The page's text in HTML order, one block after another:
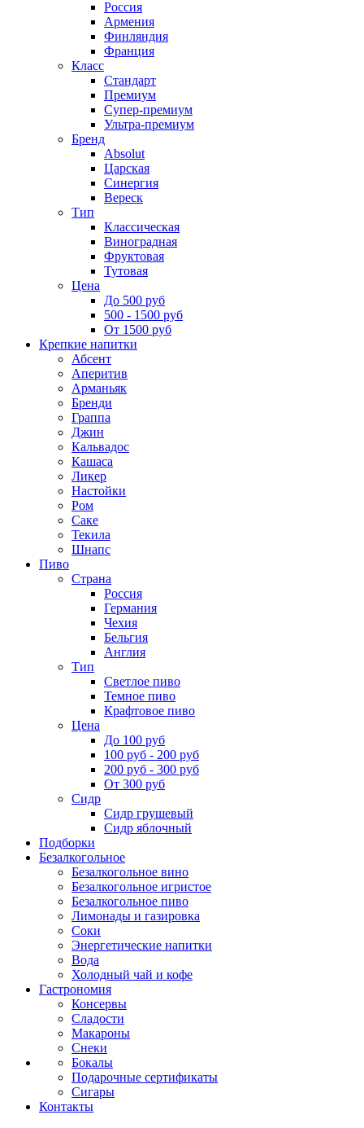
Россия
Армения
Финляндия
Франция
Класс
Стандарт
Премиум
Супер-премиум
Ультра-премиум
Бренд
Absolut
Царская
Синергия
Вереск
Тип
Классическая
Виноградная
Фруктовая
Тутовая
Цена
До 500 руб
500 - 1500 руб
От 1500 руб
Крепкие напитки
Абсент
Аперитив
Арманьяк
Бренди
Граппа
Джин
Кальвадос
Кашаса
Ликер
Настойки
Ром
Саке
Текила
Шнапс
Пиво
Страна
Россия
Германия
Чехия
Бельгия
Англия
Тип
Светлое пиво
Темное пиво
Крафтовое пиво
Цена
До 100 руб
100 руб - 200 руб
200 руб - 300 руб
От 300 руб
Сидр
Сидр грушевый
Сидр яблочный
Подборки
Безалкогольное
Безалкогольное вино
Безалкогольное игристое
Безалкогольное пиво
Лимонады и газировка
Соки
Энергетические напитки
Вода
Холодный чай и кофе
Гастрономия
Консервы
Сладости
Макароны
Снеки
Бокалы
Подарочные сертификаты
Сигары
Контакты